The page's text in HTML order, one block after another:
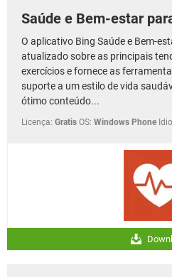
Saúde e Bem-estar
O aplicativo Bing Saúde e Bem-
atualizado sobre as principais
exercícios e fornece as
suporte a um estilo de vida
ótimo conteúdo...
Licença: Gratis OS: Windows Phone